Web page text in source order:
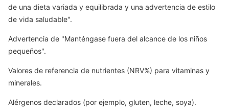
de una dieta variada y equilibrada y una advertencia de estilo
de vida saludable".
Advertencia de "Manténgase fuera del alcance de los niños
pequeños".
Valores de referencia de nutrientes (NRV%) para vitaminas y
minerales.
Alérgenos declarados (por ejemplo, gluten, leche, soya).